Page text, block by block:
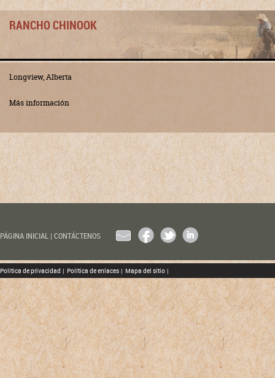
RANCHO CHINOOK
Longview, Alberta
Más información
PÁGINA INICIAL | CONTÁCTENOS
Política de privacidad | Política de enlaces | Mapa del sitio |